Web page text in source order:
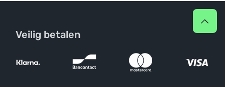
Veilig betalen